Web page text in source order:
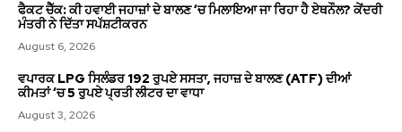
ਫੈਕਟ ਚੈੱਕ: ਕੀ ਹਵਾਈ ਜਹਾਜ਼ਾਂ ਦੇ ਬਾਲਣ ‘ਚ ਮਿਲਾਇਆ ਜਾ ਰਿਹਾ ਹੈ ਏਥਨੌਲ? ਕੇਂਦਰੀ
ਮੰਤਰੀ ਨੇ ਦਿੱਤਾ ਸਪੱਸ਼ਟੀਕਰਨ
August 6, 2026
ਵਪਾਰਕ LPG ਸਿਲੰਡਰ 192 ਰੁਪਏ ਸਸਤਾ, ਜਹਾਜ਼ ਦੇ ਬਾਲਣ (ATF) ਦੀਆਂ
ਕੀਮਤਾਂ ‘ਚ 5 ਰੁਪਏ ਪ੍ਰਤੀ ਲੀਟਰ ਦਾ ਵਾਧਾ
August 3, 2026